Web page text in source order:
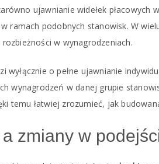
ujawnianie widełek płacowych
ramach podobnych stanowisk. W
w wynagrodzeniach.
wyłącznie o pełne ujawnianie
wynagrodzeń w danej grupie
temu łatwiej zrozumieć, jak
zmiany w